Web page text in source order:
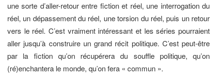
une sorte d’aller-retour entre fiction et réel, une interrogation du
réel, un dépassement du réel, une torsion du réel, puis un retour
vers le réel. C’est vraiment intéressant et les séries pourraient
aller jusqu’à construire un grand récit politique. C’est peut-être
par la fiction qu’on récupérera du souffle politique, qu’on
(ré)enchantera le monde, qu’on fera « commun ».